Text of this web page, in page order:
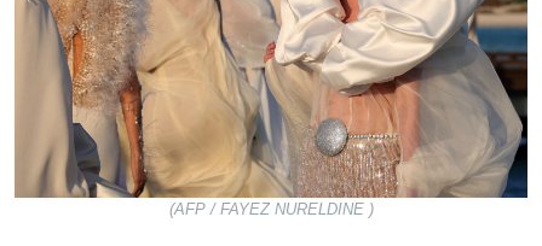
( AFP / FAYEZ NURELDINE)